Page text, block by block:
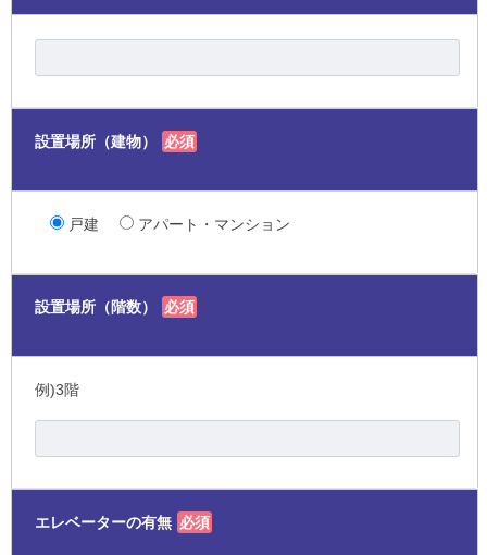
設置場所（建物） 必須
戸建 アパート・マンション
設置場所（階数） 必須
例)3階
エレベーターの有無 必須